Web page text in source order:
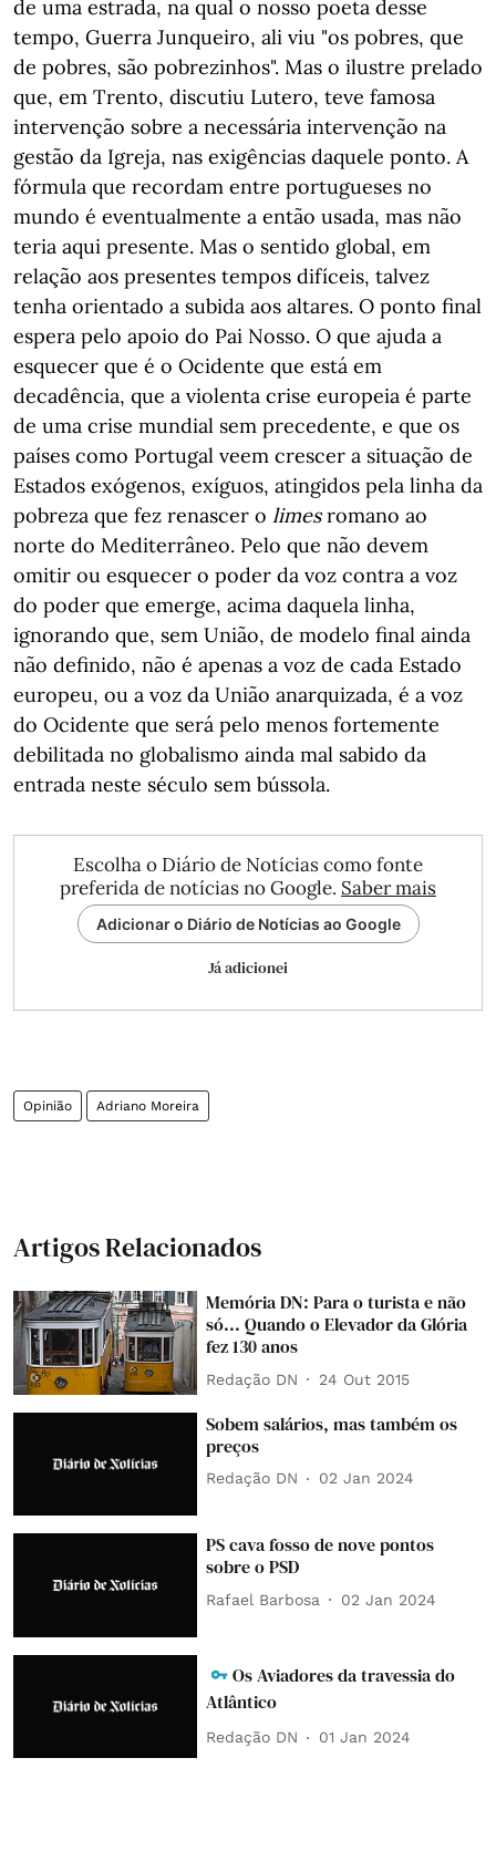
de uma estrada, na qual o nosso poeta desse
tempo, Guerra Junqueiro, ali viu "os pobres, que
de pobres, são pobrezinhos". Mas o ilustre prelado
que, em Trento, discutiu Lutero, teve famosa
intervenção sobre a necessária intervenção na
gestão da Igreja, nas exigências daquele ponto. A
fórmula que recordam entre portugueses no
mundo é eventualmente a então usada, mas não
teria aqui presente. Mas o sentido global, em
relação aos presentes tempos difíceis, talvez
tenha orientado a subida aos altares. O ponto final
espera pelo apoio do Pai Nosso. O que ajuda a
esquecer que é o Ocidente que está em
decadência, que a violenta crise europeia é parte
de uma crise mundial sem precedente, e que os
países como Portugal veem crescer a situação de
Estados exógenos, exíguos, atingidos pela linha da
pobreza que fez renascer o limesromano ao
norte do Mediterrâneo. Pelo que não devem
omitir ou esquecer o poder da voz contra a voz
do poder que emerge, acima daquela linha,
ignorando que, sem União, de modelo final ainda
não definido, não é apenas a voz de cada Estado
europeu, ou a voz da União anarquizada, é a voz
do Ocidente que será pelo menos fortemente
debilitada no globalismo ainda mal sabido da
entrada neste século sem bússola.
Escolha o Diário de Notícias como fonte
preferida de notícias no Google. Saber mais
Adicionar o Diário de Notícias ao Google
Já adicionei
Opinião Adriano Moreira
Artigos Relacionados
Memória DN: Para o turista e não
só... Quando o Elevador da Glória
fez 130 anos
Redação DN 24 Out 2015
Sobem salários, mas também os
preços
Redação DN 02 Jan 2024
PS cava fosso de nove pontos
sobre o PSD
Rafael Barbosa 02 Jan 2024
Os Aviadores da travessia do
Atlântico
Redação DN 01 Jan 2024